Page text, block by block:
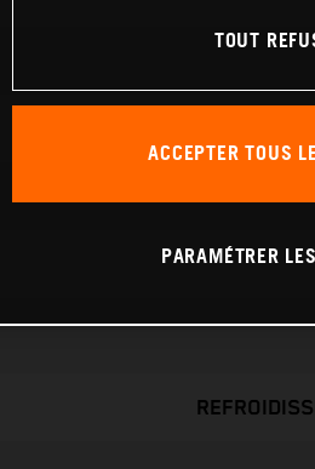
TOUT
ACCEPTER TOUS
PARAMÉTRER